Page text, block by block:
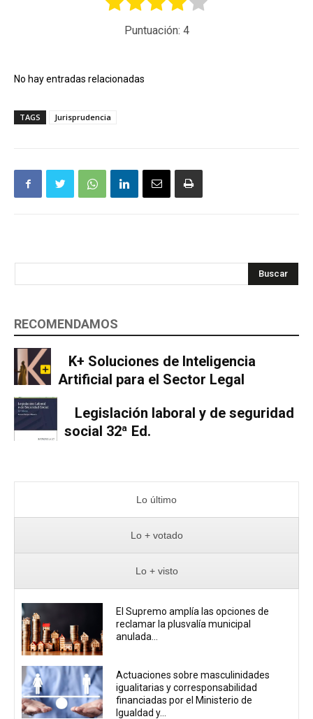
Puntuación: 4
No hay entradas relacionadas
TAGS Jurisprudencia
Buscar
RECOMENDAMOS
K+ Soluciones de Inteligencia
Artificial para el Sector Legal
Legislación laboral y de seguridad
social 32ª Ed.
Lo último
Lo + votado
Lo + visto
El Supremo amplía las opciones de
reclamar la plusvalía municipal
anulada...
Actuaciones sobre masculinidades
igualitarias y corresponsabilidad
financiadas por el Ministerio de
Igualdad y...